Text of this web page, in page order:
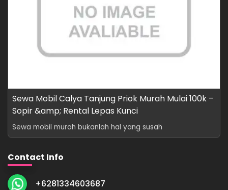
Sewa Mobil Calya Tanjung Priok Murah Mulai 100k –
Sopir &amp; Rental Lepas Kunci
Sewa mobil murah bukanlah hal yang susah
Contact Info
+6281334603687